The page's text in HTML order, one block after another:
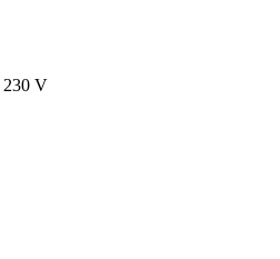
230 V